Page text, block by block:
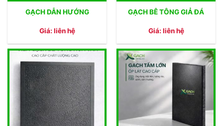
GẠCH DẪN HƯỚNG
Giá: liên hệ
GẠCH BÊ TÔNG GIẢ ĐÁ
Giá: liên hệ